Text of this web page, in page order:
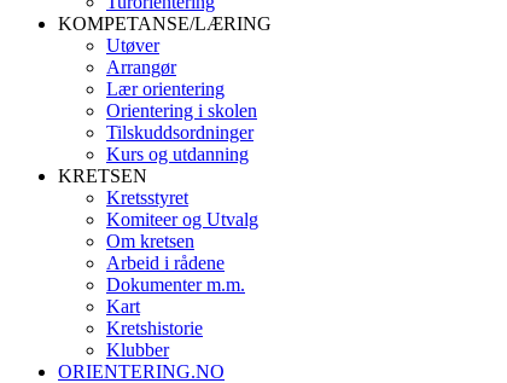
KOMPETANSE/LÆRING
Utøver
Arrangør
Lær orientering
Orientering i skolen
Tilskuddsordninger
Kurs og utdanning
KRETSEN
Kretsstyret
Komiteer og Utvalg
Om kretsen
Arbeid i rådene
Dokumenter m.m.
Kart
Kretshistorie
Klubber
ORIENTERING.NO